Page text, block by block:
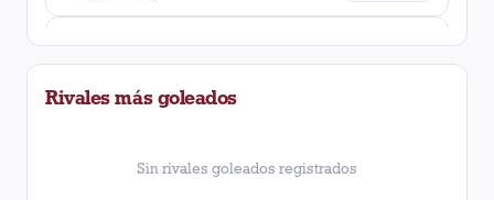
Ferro Carril Oeste (General Pico) 1 victoria
Rivales más goleados
Sin rivales goleados registrados